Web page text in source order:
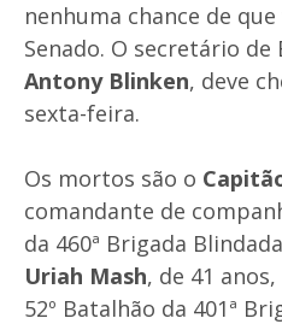
nenhuma chance de
Senado. O secretário de
Antony Blinken, deve
sexta-feira.
Os mortos são o
comandante de
da 460ª Brigada
Uriah Mash, de 41
52º Batalhão da 401ª